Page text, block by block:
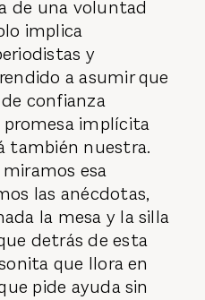
de una voluntad
implica
y
a asumir que
confianza
implícita
también nuestra.
esa
las anécdotas,
la mesa y la silla
detrás de esta
que llora en
pide ayuda sin